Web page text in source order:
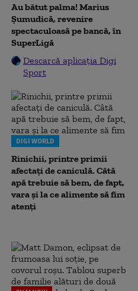
Au bătut palma! Marius
Șumudică, revenire
spectaculoasă pe bancă, în
SuperLigă
Descarcă aplicația Digi
Sport
DIGI WORLD
Rinichii, printre primii
afectați de caniculă. Câtă
apă trebuie să bem, de fapt,
vara și la ce alimente să fim
atenți